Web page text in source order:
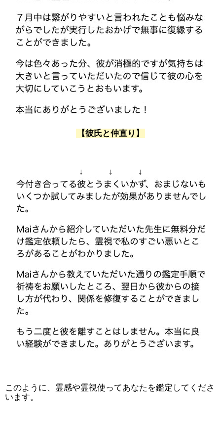
【彼氏と仲直り】
↓ ↓ ↓
このように、霊感や霊視使ってあなたを鑑定してくださ
います。